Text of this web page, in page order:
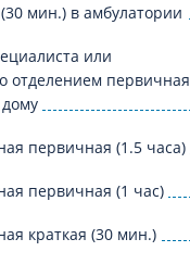
мин.) в амбулатории
или
отделением первичная
первичная (1.5 часа)
первичная (1 час)
краткая (30 мин.)